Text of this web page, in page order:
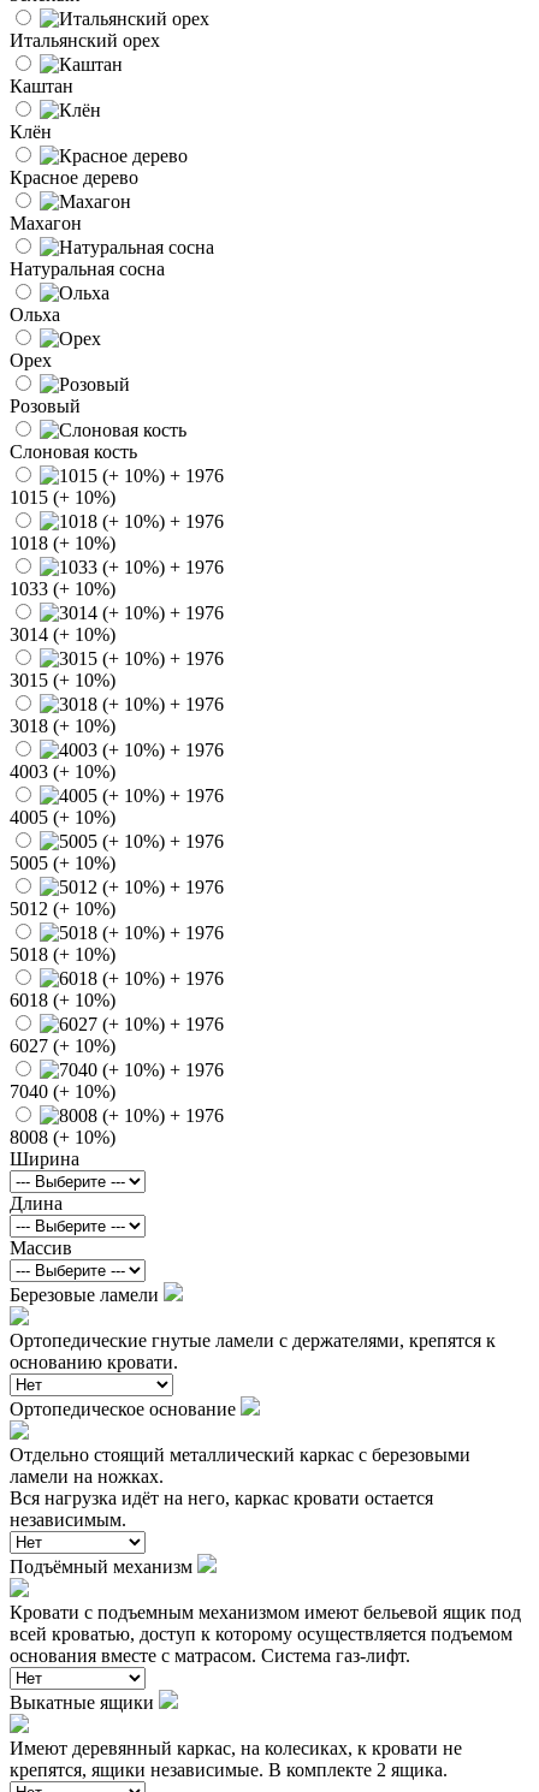
Итальянский орех
Каштан
Клён
Красное дерево
Махагон
Натуральная сосна
Ольха
Орех
Розовый
Слоновая кость
1015 (+ 10%)
1018 (+ 10%)
1033 (+ 10%)
3014 (+ 10%)
3015 (+ 10%)
3018 (+ 10%)
4003 (+ 10%)
4005 (+ 10%)
5005 (+ 10%)
5012 (+ 10%)
5018 (+ 10%)
6018 (+ 10%)
6027 (+ 10%)
7040 (+ 10%)
8008 (+ 10%)
Ширина
Длина
Массив
Березовые ламели
Ортопедические гнутые ламели с держателями, крепятся к
основанию кровати.
Ортопедическое основание
Отдельно стоящий металлический каркас с березовыми
ламели на ножках.
Вся нагрузка идёт на него, каркас кровати остается
независимым.
Подъёмный механизм
Кровати с подъемным механизмом имеют бельевой ящик под
всей кроватью, доступ к которому осуществляется подъемом
основания вместе с матрасом. Система газ-лифт.
Выкатные ящики
Имеют деревянный каркас, на колесиках, к кровати не
крепятся, ящики независимые. В комплекте 2 ящика.